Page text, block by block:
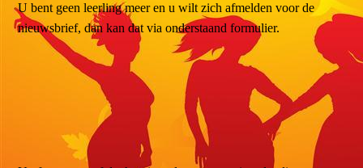
U bent geen leerling meer en u wilt zich afmelden voor de
nieuwsbrief, dan kan dat via onderstaand formulier.